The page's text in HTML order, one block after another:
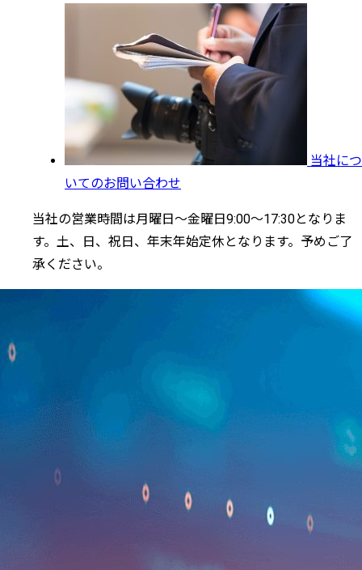
当社につ
いてのお問い合わせ
当社の営業時間は月曜日～金曜日9:00～17:30となりま
す。土、日、祝日、年末年始定休となります。予めご了
承ください。